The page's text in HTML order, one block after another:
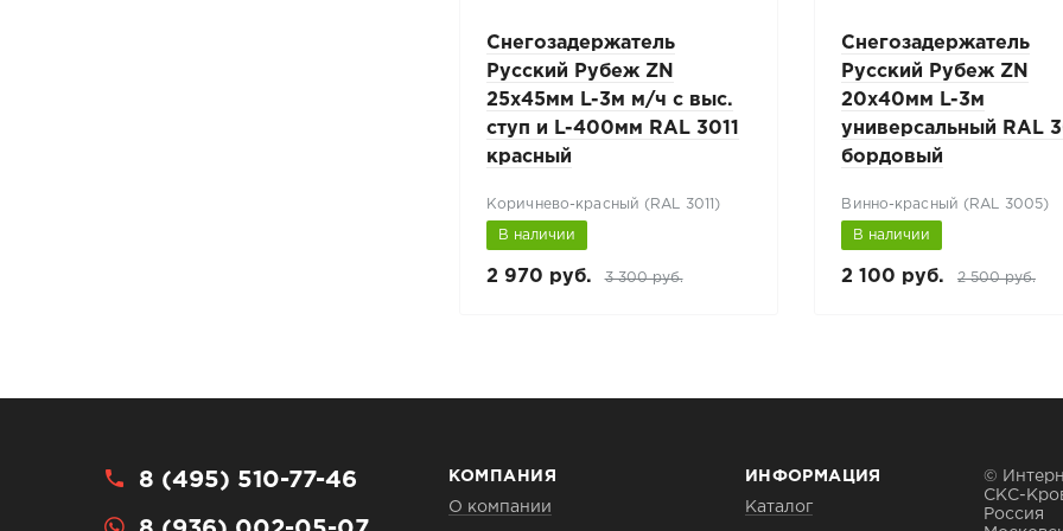
Снегозадержатель
Русский Рубеж ZN
25х45мм L-3м м/ч с выс.
ступ и L-400мм RAL 3011
красный
Коричнево-красный (RAL 3011)
В наличии
2 970 руб. 3 300 руб.
Снегозадержатель
Русский Рубеж ZN
20х40мм L-3м
универсальный RAL
бордовый
Винно-красный (RAL 3005)
В наличии
2 100 руб. 2 500 руб.
8 (495) 510-77-46 КОМПАНИЯ
О компании
ИНФОРМАЦИЯ
Каталог
©
СКС-
Россия